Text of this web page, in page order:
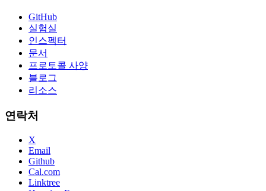
GitHub
실험실
인스펙터
문서
프로토콜 사양
블로그
리소스
연락처
X
Email
Github
Cal.com
Linktree